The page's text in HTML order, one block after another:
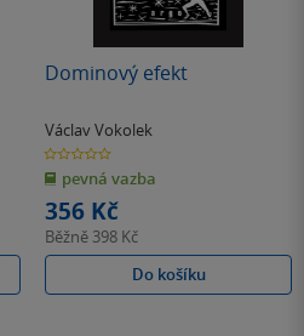
Dominový efekt
Václav Vokolek
0.0
z
5
hvězdiček
pevná vazba
356 Kč
Běžně 398 Kč
Do košíku